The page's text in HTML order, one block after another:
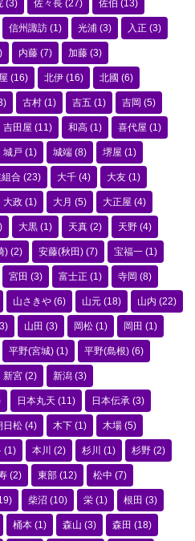
(3) 佐々長 (27) 佐伯 (13)
信州諏訪 (1) 光浦 (3) 入正 (3)
内藤 (7) 加藤 (3)
(16) 北伊 (16) 北國 (6)
古村 (1) 吉五 (1) 吉岡 (5)
吉田屋 (11) 和高 (1) 喜代屋 (1)
城戸 (1) 城端 (8) 堺屋 (1)
合 (23) 大千 (4) 大友 (1)
大政 (1) 大月 (5) 大正屋 (4)
大黒 (1) 天真 (2) 天野 (4)
) (2) 安藤(秋田) (7) 宝福一 (1)
宮田 (3) 富士正 (1) 寺岡 (8)
山さきや (6) 山元 (18) 山内 (22)
山田 (3) 岡松 (1) 岡田 (1)
平野(宮城) (1) 平野(島根) (6)
新宮 (2) 新潟 (3)
日本丸天 (11) 日本伝承 (3)
日松 (4) 木下 (1) 木場 (5)
(1) 本川 (2) 杉川 (1) 杉野 (2)
(2) 東部 (12) 松中 (7)
柴沼 (10) 栄 (1) 根田 (3)
桶本 (1) 森山 (3) 森田 (18)